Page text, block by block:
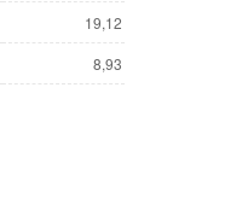
19,12
8,93